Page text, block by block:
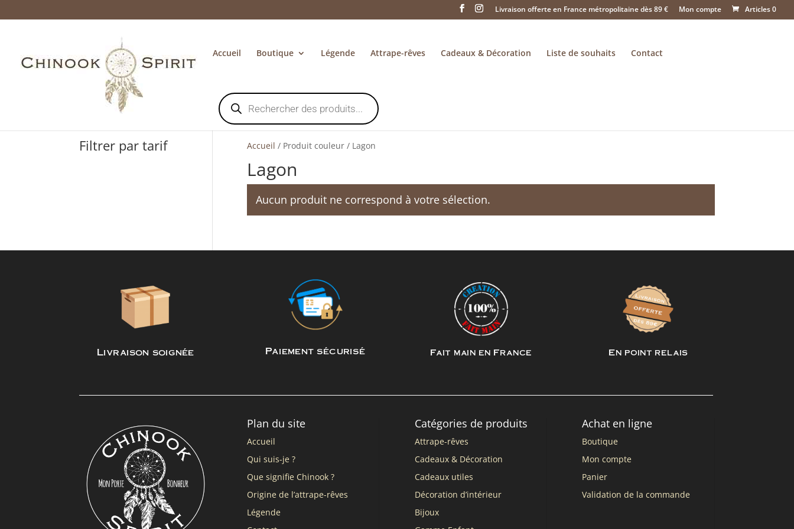
Livraison offerte en France métropolitaine dès 89 € Mon compte Articles 0
Accueil Boutique Légende Attrape-rêves Cadeaux & Décoration Liste de souhaits Contact
Recherche
de
produits
Accueil / Produit couleur/ Lagon
Lagon
Aucun produit ne correspond à votre sélection.
Filtrer par tarif
Livraison soignée Paiement sécurisé Fait main en France En point relais
Plan du site
Accueil
Qui suis-je ?
Que signifie Chinook ?
Origine de l’attrape-rêves
Légende
Catégories de produits
Attrape-rêves
Cadeaux & Décoration
Cadeaux utiles
Décoration d’intérieur
Bijoux
Achat en ligne
Boutique
Mon compte
Panier
Validation de la commande